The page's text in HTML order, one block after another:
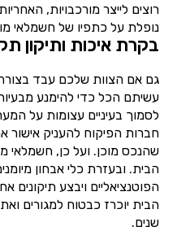
רוצים לייצר מורכבויות,
נופלת על כתפיו של חשמלאי
בקרת איכות ותיקון
גם אם הצוות שלכם עבד
עשיתם הכל כדי להימנע
לסמוך בעיניים עצומות על
חברות הפיקוח להעניק אישור
שהנכס מוכן. ועל כן, חשמלאי
הבית. ובעזרת כלי אבחון
הפוטנציאליים ויבצע תיקונים
הבית יוכרז כבטוח למגורים
שנים.